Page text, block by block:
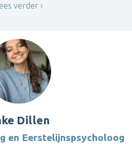
verder
Dillen
en Eerstelijnspsycholoog